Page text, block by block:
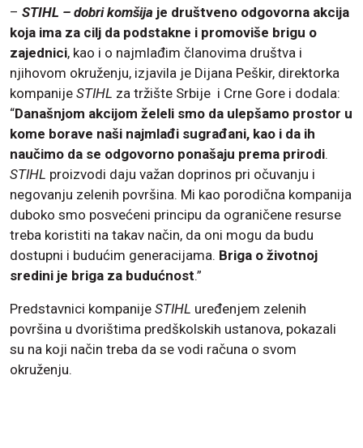
– STIHL – dobri komšija je društveno odgovorna akcija
koja ima za cilj da podstakne i promoviše brigu o
zajednici, kao i o najmlađim članovima društva i
njihovom okruženju, izjavila je Dijana Peškir, direktorka
kompanije STIHL za tržište Srbije i Crne Gore i dodala:
“Današnjom akcijom želeli smo da ulepšamo prostor u
kome borave naši najmlađi sugrađani, kao i da ih
naučimo da se odgovorno ponašaju prema prirodi.
STIHL proizvodi daju važan doprinos pri očuvanju i
negovanju zelenih površina. Mi kao porodična kompanija
duboko smo posvećeni principu da ograničene resurse
treba koristiti na takav način, da oni mogu da budu
dostupni i budućim generacijama. Briga o životnoj
sredini je briga za budućnost.”
Predstavnici kompanije STIHL uređenjem zelenih
površina u dvorištima predškolskih ustanova, pokazali
su na koji način treba da se vodi računa o svom
okruženju.